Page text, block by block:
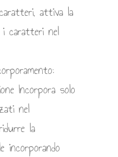
attiva la
i caratteri nel
Incorpora solo
nel
la
incorporando